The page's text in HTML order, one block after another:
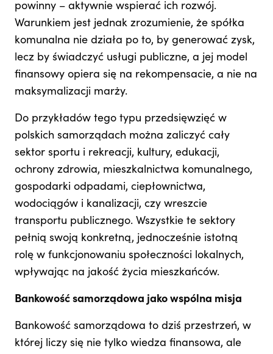
powinny – aktywnie wspierać ich rozwój.
Warunkiem jest jednak zrozumienie, że spółka
komunalna nie działa po to, by generować zysk,
lecz by świadczyć usługi publiczne, a jej model
finansowy opiera się na rekompensacie, a nie na
maksymalizacji marży.
Do przykładów tego typu przedsięwzięć w
polskich samorządach można zaliczyć cały
sektor sportu i rekreacji, kultury, edukacji,
ochrony zdrowia, mieszkalnictwa komunalnego,
gospodarki odpadami, ciepłownictwa,
wodociągów i kanalizacji, czy wreszcie
transportu publicznego. Wszystkie te sektory
pełnią swoją konkretną, jednocześnie istotną
rolę w funkcjonowaniu społeczności lokalnych,
wpływając na jakość życia mieszkańców.
Bankowość samorządowa jako wspólna misja
Bankowość samorządowa to dziś przestrzeń, w
której liczy się nie tylko wiedza finansowa, ale